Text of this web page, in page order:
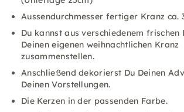
Aussendurchmesser fertiger Kranz ca.
Du kannst aus verschiedenem frischen
Deinen eigenen weihnachtlichen Kranz
zusammenstellen.
Anschließend dekorierst Du Deinen
Deinen Vorstellungen.
Die Kerzen in der passenden Farbe.